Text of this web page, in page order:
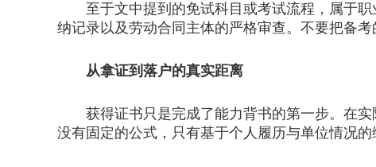
至于文中提到的免试科目或考试流程，属于职
纳记录以及劳动合同主体的严格审查。不要把备考
从拿证到落户的真实距离
获得证书只是完成了能力背书的第一步。在实
没有固定的公式，只有基于个人履历与单位情况的